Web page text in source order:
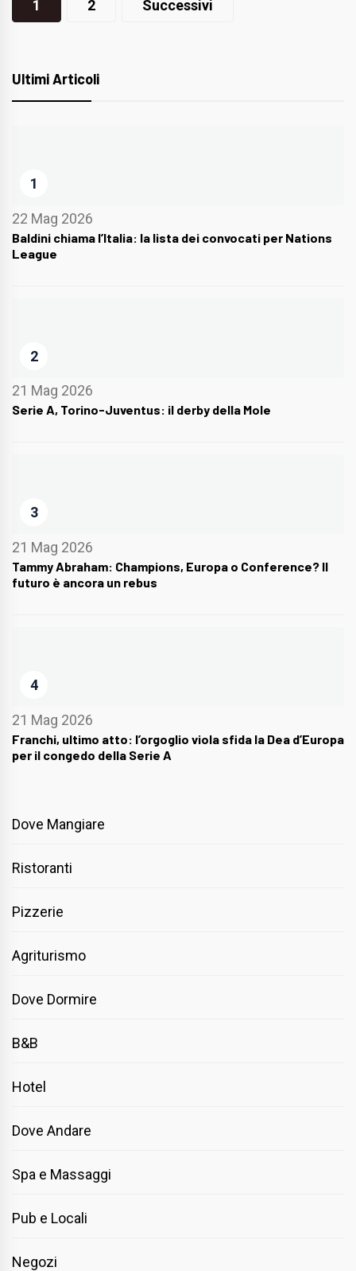
articoli
1 2 Successivi
Ultimi Articoli
1
22 Mag 2026
Baldini chiama l’Italia: la lista dei convocati per Nations
League
2
21 Mag 2026
Serie A, Torino-Juventus: il derby della Mole
3
21 Mag 2026
Tammy Abraham: Champions, Europa o Conference? Il
futuro è ancora un rebus
4
21 Mag 2026
Franchi, ultimo atto: l’orgoglio viola sfida la Dea d’Europa
per il congedo della Serie A
Dove Mangiare
Ristoranti
Pizzerie
Agriturismo
Dove Dormire
B&B
Hotel
Dove Andare
Spa e Massaggi
Pub e Locali
Negozi